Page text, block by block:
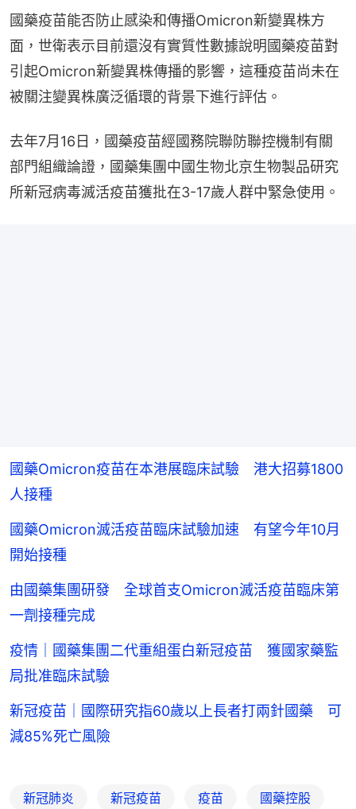
國藥疫苗能否防止感染和傳播Omicron新變異株方
面，世衛表示目前還沒有實質性數據說明國藥疫苗對
引起Omicron新變異株傳播的影響，這種疫苗尚未在
被關注變異株廣泛循環的背景下進行評估。
去年7月16日，國藥疫苗經國務院聯防聯控機制有關
部門組織論證，國藥集團中國生物北京生物製品研究
所新冠病毒滅活疫苗獲批在3-17歲人群中緊急使用。
國藥Omicron疫苗在本港展臨床試驗 港大招募1800
人接種
國藥Omicron滅活疫苗臨床試驗加速 有望今年10月
開始接種
由國藥集團研發 全球首支Omicron滅活疫苗臨床第
一劑接種完成
疫情｜國藥集團二代重組蛋白新冠疫苗 獲國家藥監
局批准臨床試驗
新冠疫苗｜國際研究指60歲以上長者打兩針國藥 可
減85%死亡風險
新冠肺炎 新冠疫苗 疫苗 國藥控股